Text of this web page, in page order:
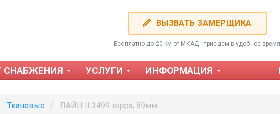
ВЫЗВАТЬ ЗАМЕРЩИКА
Бесплатно до 20 км от МКАД · приедем в удобное время
СНАБЖЕНИЯ УСЛУГИ ИНФОРМАЦИЯ
Тканевые ЛАЙН II 3499 терра, 89мм